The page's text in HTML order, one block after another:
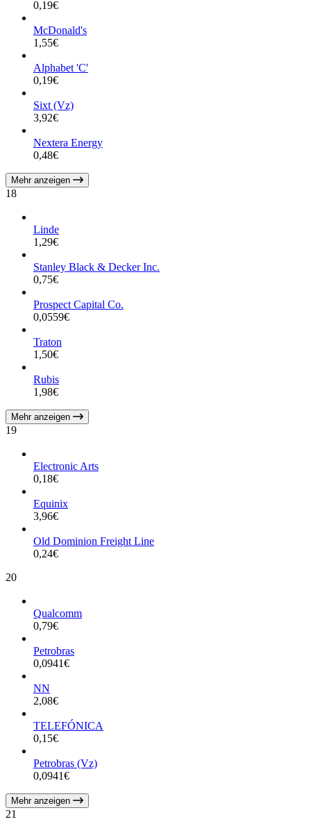
0,19€
McDonald's
1,55€
Alphabet 'C'
0,19€
Sixt (Vz)
3,92€
Nextera Energy
0,48€
Mehr anzeigen
18
Linde
1,29€
Stanley Black & Decker Inc.
0,75€
Prospect Capital Co.
0,0559€
Traton
1,50€
Rubis
1,98€
Mehr anzeigen
19
Electronic Arts
0,18€
Equinix
3,96€
Old Dominion Freight Line
0,24€
20
Qualcomm
0,79€
Petrobras
0,0941€
NN
2,08€
TELEFÓNICA
0,15€
Petrobras (Vz)
0,0941€
Mehr anzeigen
21